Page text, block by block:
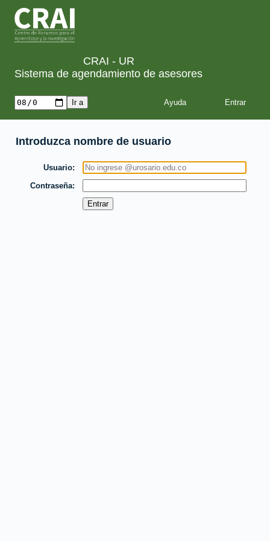
CRAI - UR
Sistema de agendamiento de asesores
Ayuda
Introduzca nombre de usuario
Usuario
Contraseña